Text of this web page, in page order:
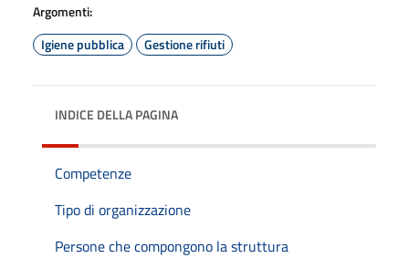
Argomenti:
Igiene pubblica
Gestione rifiuti
INDICE DELLA PAGINA
Competenze
Tipo di organizzazione
Persone che compongono la struttura